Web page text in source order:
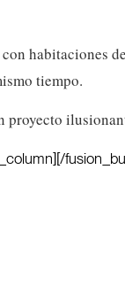
habitaciones
tiempo.
proyecto